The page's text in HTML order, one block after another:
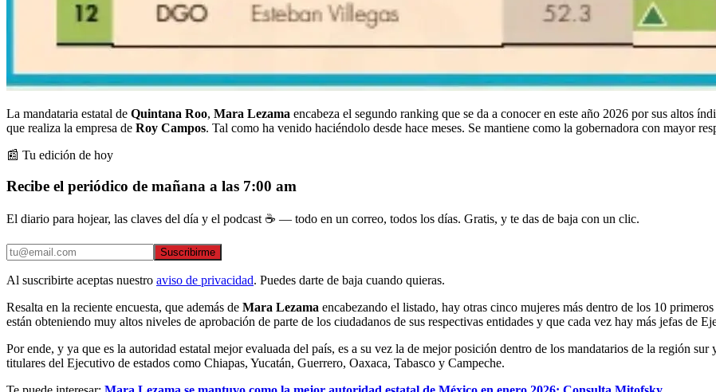
La mandataria estatal de Quintana Roo, Mara Lezama encabeza el segundo ranking que se da a conocer en este año 2026 por sus altos
que realiza la empresa de Roy Campos. Tal como ha venido haciéndolo desde hace meses. Se mantiene como la gobernadora con mayor
📰 Tu edición de hoy
Recibe el periódico de mañana a las 7:00 am
El diario para hojear, las claves del día y el podcast ☕ — todo en un correo, todos los días. Gratis, y te das de baja con un clic.
Suscribirme
Al suscribirte aceptas nuestro aviso de privacidad. Puedes darte de baja cuando quieras.
Resalta en la reciente encuesta, que además de Mara Lezama encabezando el listado, hay otras cinco mujeres más dentro de los 10
están obteniendo muy altos niveles de aprobación de parte de los ciudadanos de sus respectivas entidades y que cada vez hay más jefas de
Por ende, y ya que es la autoridad estatal mejor evaluada del país, es a su vez la de mejor posición dentro de los mandatarios de la región
titulares del Ejecutivo de estados como Chiapas, Yucatán, Guerrero, Oaxaca, Tabasco y Campeche.